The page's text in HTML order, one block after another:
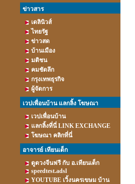
ข่าวสาร
เดลินิวส์
ไทยรัฐ
ข่าวสด
บ้านเมือง
มติชน
คมชัดลึก
กรุงเทพธุรกิจ
ผู้จัดการ
เวปเพื่อนบ้าน แลกลิ้ง โฆษณา
เวปเพื่อนบ้าน
แลกลิ้งที่นี่ LINK EXCHANGE
โฆษณา คลิกที่นี่
อาจารย์ เทียนเต็ก
ดูดวงจีนฟรี กับ อ.เทียนเต็ก
speedtest.adsl
YOUTUBE เวิ้งนครเขษม บ้าน